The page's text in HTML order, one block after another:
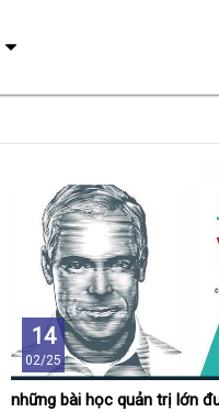
14
02/25
những bài học quản trị lớn